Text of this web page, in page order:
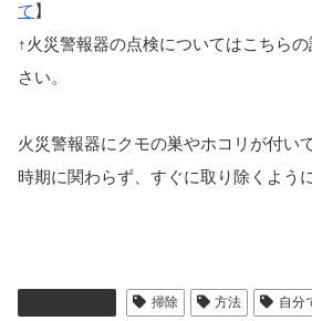
て 】
↑火災警報器の点検についてはこちら
さい。
火災警報器にクモの巣やホコリが付い
時期に関わらず、すぐに取り除くよう
掃除 方法 自分